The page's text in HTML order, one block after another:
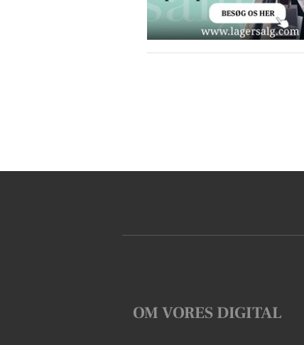
OM VORES DIGITAL